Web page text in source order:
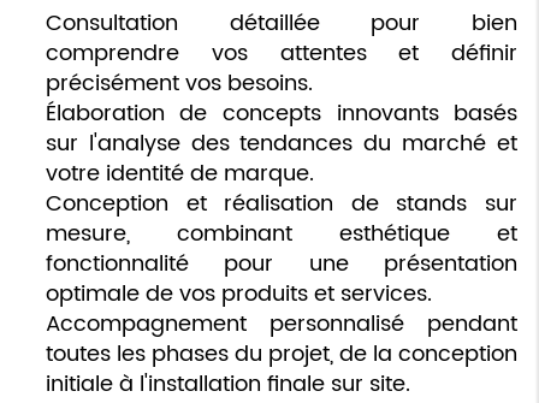
Consultation détaillée pour bien
comprendre vos attentes et définir
précisément vos besoins.
Élaboration de concepts innovants basés
sur l'analyse des tendances du marché et
votre identité de marque.
Conception et réalisation de stands sur
mesure, combinant esthétique et
fonctionnalité pour une présentation
optimale de vos produits et services.
Accompagnement personnalisé pendant
toutes les phases du projet, de la conception
initiale à l'installation finale sur site.